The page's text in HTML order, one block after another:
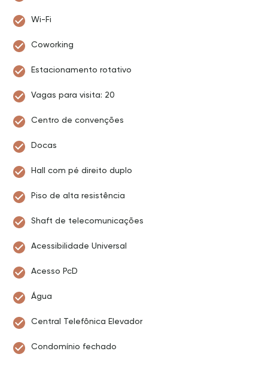
Wi-Fi
Coworking
Estacionamento rotativo
Vagas para visita: 20
Centro de convenções
Docas
Hall com pé direito duplo
Piso de alta resistência
Shaft de telecomunicações
Acessibilidade Universal
Acesso PcD
Água
Central Telefônica Elevador
Condomínio fechado